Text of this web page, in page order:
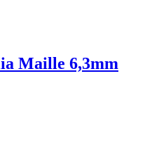
Maille 6,3mm